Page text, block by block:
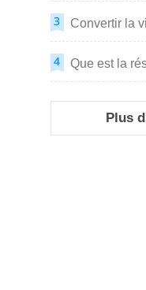
Convertir la
Que est la
Plus